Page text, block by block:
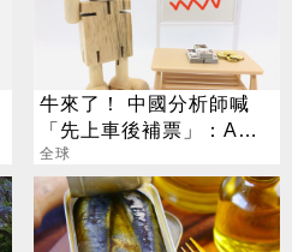
牛來了！ 中國分析師喊
「先上車後補票」：A股
開盤即收盤
全球